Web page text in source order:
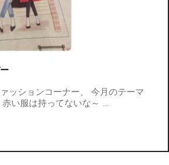
ッションコーナー、 今月のテーマ
い服は持ってないな～ …